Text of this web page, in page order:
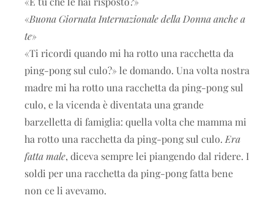
«Buona Giornata Internazionale della Donna anche a
te»
«Ti ricordi quando mi ha rotto una racchetta da
ping-pong sul culo?» le domando. Una volta nostra
madre mi ha rotto una racchetta da ping-pong sul
culo, e la vicenda è diventata una grande
barzelletta di famiglia: quella volta che mamma mi
ha rotto una racchetta da ping-pong sul culo. Era
fatta male, diceva sempre lei piangendo dal ridere. I
soldi per una racchetta da ping-pong fatta bene
non ce li avevamo.